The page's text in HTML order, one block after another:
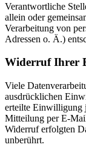
Verantwortliche
allein oder
Verarbeitung von
Adressen o. Ä.)
Widerruf Ihrer
Viele
ausdrücklichen
erteilte Einwilligung
Mitteilung per E-
Widerruf erfolgten
unberührt.